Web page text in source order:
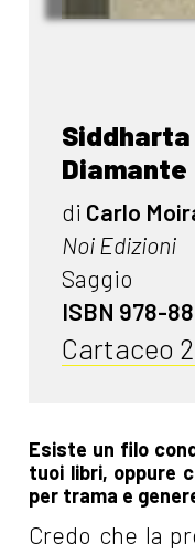
Diamante
di Carlo
Noi Edizioni
Saggio
ISBN 978-
Cartaceo
Esiste un filo
tuoi libri, oppure
per trama e
Credo che la